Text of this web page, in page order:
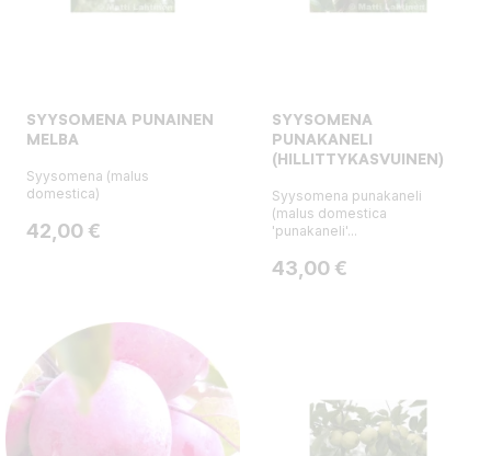
SYYSOMENA PUNAINEN
MELBA
Syysomena (malus
domestica)
Hinta
42,00 €
SYYSOMENA
PUNAKANELI
(HILLITTYKASVUINEN)
Syysomena punakaneli
(malus domestica
'punakaneli'...
Hinta
43,00 €